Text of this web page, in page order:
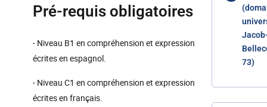
Pré-requis obligatoires
- Niveau B1 en compréhension et expression
écrites en espagnol.
- Niveau C1 en compréhension et expression
écrites en français.
73)